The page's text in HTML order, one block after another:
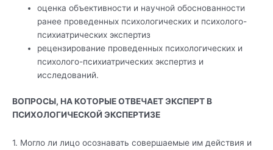
оценка объективности и научной обоснованности
ранее проведенных психологических и психолого-
психиатрических экспертиз
рецензирование проведенных психологических и
психолого-психиатрических экспертиз и
исследований.
ВОПРОСЫ, НА КОТОРЫЕ ОТВЕЧАЕТ ЭКСПЕРТ В
ПСИХОЛОГИЧЕСКОЙ ЭКСПЕРТИЗЕ
1. Могло ли лицо осознавать совершаемые им действия и